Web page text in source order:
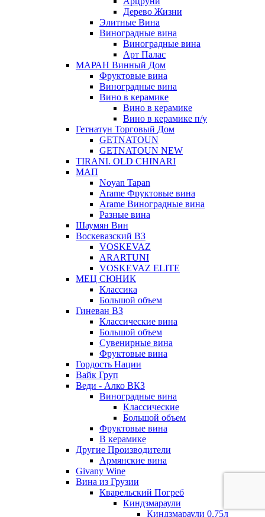
Дерево Жизни
Элитные Вина
Виноградные вина
Виноградные вина
Арт Палас
МАРАН Винный Дом
Фруктовые вина
Виноградные вина
Вино в керамике
Вино в керамике
Вино в керамике п/у
Гетнатун Торговый Дом
GETNATOUN
GETNATOUN NEW
TIRANI. OLD CHINARI
МАП
Noyan Tapan
Arame Фруктовые вина
Arame Виноградные вина
Разные вина
Шаумян Вин
Воскевазский ВЗ
VOSKEVAZ
ARARTUNI
VOSKEVAZ ELITE
МЕЦ СЮНИК
Классика
Большой объем
Гиневан ВЗ
Классические вина
Большой объем
Сувенирные вина
Фруктовые вина
Гордость Нации
Вайк Груп
Веди - Алко ВКЗ
Виноградные вина
Классические
Большой объем
Фруктовые вина
В керамике
Другие Производители
Армянские вина
Givany Wine
Вина из Грузии
Кварельский Погреб
Киндзмараули
Киндзмараули 0,75л